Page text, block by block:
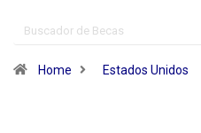
Home Estados Unidos